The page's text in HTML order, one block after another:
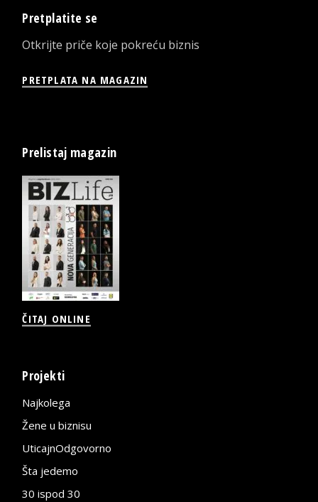
Pretplatite se
Otkrijte priče koje pokreću biznis
PRETPLATA NA MAGAZIN
Prelistaj magazin
ČITAJ ONLINE
Projekti
Najkolega
Žene u biznisu
UticajnOdgovorno
Šta jedemo
30 ispod 30